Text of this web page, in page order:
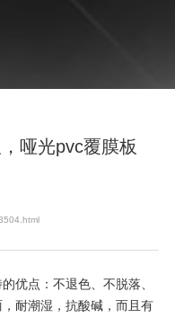
哑光pvc覆膜板
优点：不退色、不脱落、
耐潮湿，抗酸碱，而且有